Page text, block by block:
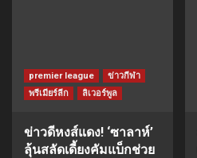
premier league
ข่าวกีฬา
พรีเมียร์ลีก
ลิเวอร์พูล
ข่าวดีหงส์แดง! ‘ซาลาห์’
ลุ้นสลัดเดี้ยงคัมแบ็กช่วย